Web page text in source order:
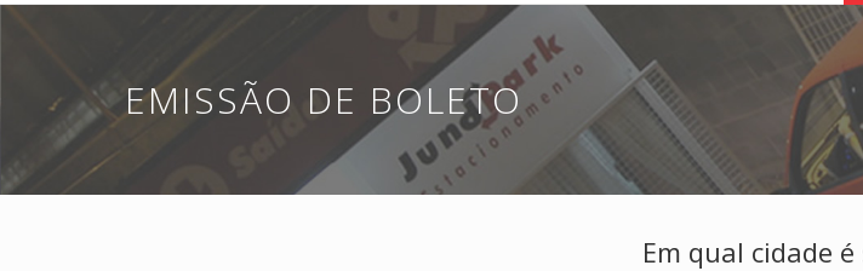
EMISSÃO DE BOLETO
Em qual cidade